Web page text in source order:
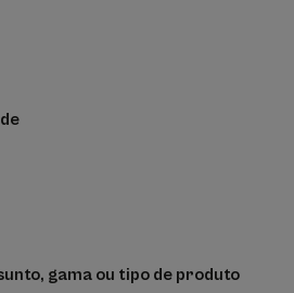
gama ou tipo de produto